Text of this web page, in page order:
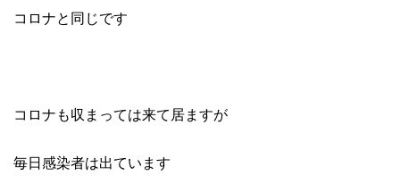
コロナと同じです
コロナも収まっては来て居ますが
毎日感染者は出ています